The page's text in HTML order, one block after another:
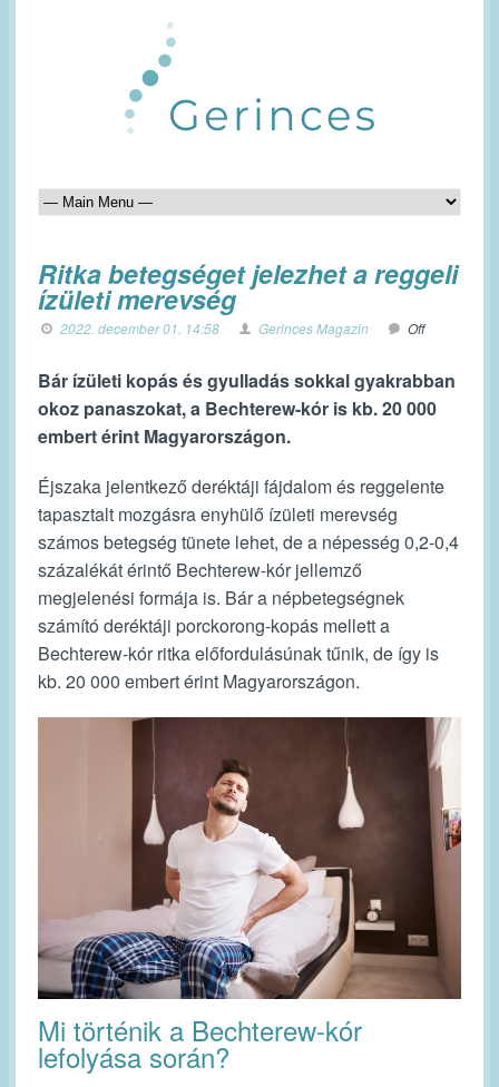
Ritka betegséget jelezhet a reggeli
ízületi merevség
2022. december 01. 14:58 Gerinces Magazin Off
Bár ízületi kopás és gyulladás sokkal gyakrabban
okoz panaszokat, a Bechterew-kór is kb. 20 000
embert érint Magyarországon.
Éjszaka jelentkező deréktáji fájdalom és reggelente
tapasztalt mozgásra enyhülő ízületi merevség
számos betegség tünete lehet, de a népesség 0,2-0,4
százalékát érintő Bechterew-kór jellemző
megjelenési formája is. Bár a népbetegségnek
számító deréktáji porckorong-kopás mellett a
Bechterew-kór ritka előfordulásúnak tűnik, de így is
kb. 20 000 embert érint Magyarországon.
Mi történik a Bechterew-kór
lefolyása során?